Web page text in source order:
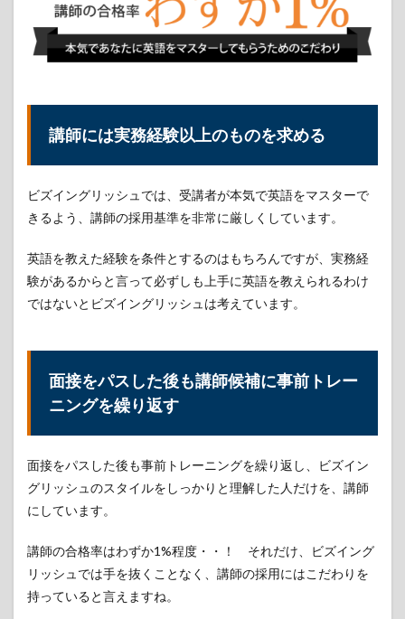
講師には実務経験以上のものを求める
ビズイングリッシュでは、受講者が本気で英語をマスターで
きるよう、講師の採用基準を非常に厳しくしています。
英語を教えた経験を条件とするのはもちろんですが、実務経
験があるからと言って必ずしも上手に英語を教えられるわけ
ではないとビズイングリッシュは考えています。
面接をパスした後も講師候補に事前トレー
ニングを繰り返す
面接をパスした後も事前トレーニングを繰り返し、ビズイン
グリッシュのスタイルをしっかりと理解した人だけを、講師
にしています。
講師の合格率はわずか1%程度・・！ それだけ、ビズイング
リッシュでは手を抜くことなく、講師の採用にはこだわりを
持っていると言えますね。